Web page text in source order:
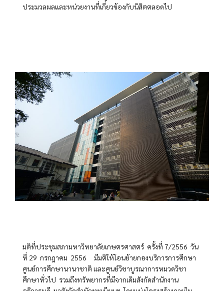
ประมวลผลและหน่วยงานที่เกี่ยวข้องกับนิสิตตลอดไป
มติที่ประชุมสภามหาวิทยาลัยเกษตรศาสตร์ ครั้งที่ 7/2556 วัน
ที่ 29 กรกฎาคม 2556 มีมติให้โอนย้ายกองบริการการศึกษา
ศูนย์การศึกษานานาชาติ และศูนย์วิชาบูรณาการหมวดวิชา
ศึกษาทั่วไป รวมถึงทรัพยากรที่มีจากเดิมสังกัดสำนักงาน